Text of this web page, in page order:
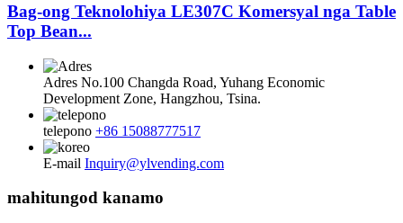
Bag-ong Teknolohiya LE307C Komersyal nga Table
Top Bean...
Adres No.100 Changda Road, Yuhang Economic
Development Zone, Hangzhou, Tsina.
telepono +86 15088777517
E-mail Inquiry@ylvending.com
mahitungod kanamo